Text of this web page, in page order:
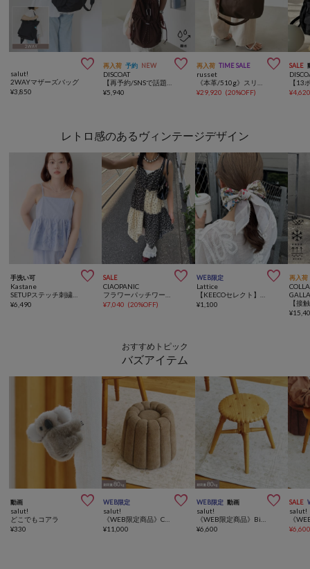

salut!
2WAYマザーズバッグ
¥3,850
再入荷 予約 NEW 
DISCOAT
¥5,940
再入荷 TIME SALE 
russet
¥29,920 (20%OFF)
SALE
¥
レトロ感のあるヴィンテージデザイン
手洗い可 
Kastane
¥6,490
SALE 
CIAOPANIC
¥7,040 (20%OFF)
WEB限定 
Lattice
¥1,100
再入荷
¥
おすすめトピック
バズアイテム
動画 
salut!
どこでもコアラ
¥330
WEB限定 
salut!
¥11,000
WEB限定 動画 
salut!
¥6,600
SALE
salut!
¥